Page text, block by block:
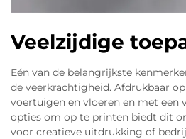
Veelzijdige
Eén van de belangrijkste
de veerkrachtigheid. Afdrukbaar
voertuigen en vloeren en met een
opties om op te printen biedt dit
voor creatieve uitdrukking of